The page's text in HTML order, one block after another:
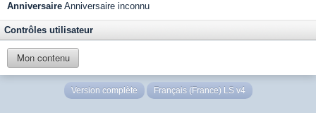
Anniversaire Anniversaire inconnu
Contrôles utilisateur
Mon contenu
Version complète Français (France) LS v4